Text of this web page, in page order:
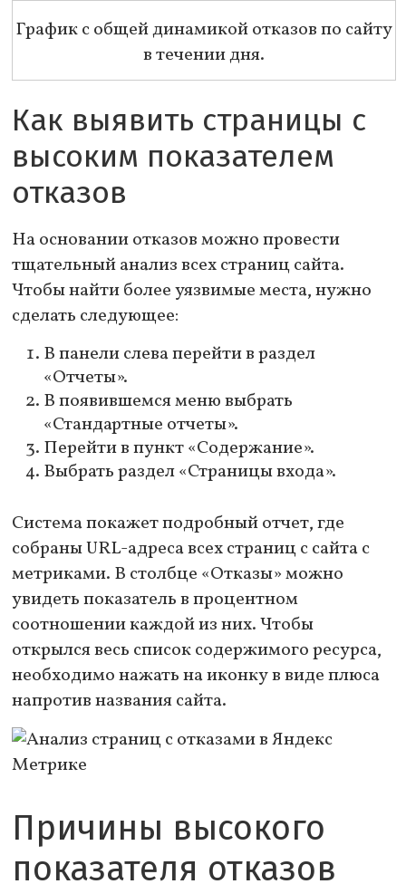
График с общей динамикой отказов по сайту
в течении дня.
Как выявить страницы с
высоким показателем
отказов
На основании отказов можно провести
тщательный анализ всех страниц сайта.
Чтобы найти более уязвимые места, нужно
сделать следующее:
В панели слева перейти в раздел
«Отчеты».
В появившемся меню выбрать
«Стандартные отчеты».
Перейти в пункт «Содержание».
Выбрать раздел «Страницы входа».
Система покажет подробный отчет, где
собраны URL-адреса всех страниц с сайта с
метриками. В столбце «Отказы» можно
увидеть показатель в процентном
соотношении каждой из них. Чтобы
открылся весь список содержимого ресурса,
необходимо нажать на иконку в виде плюса
напротив названия сайта.
Причины высокого
показателя отказов